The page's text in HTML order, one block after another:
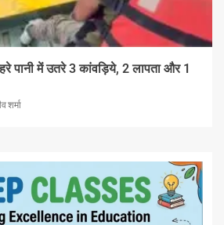
पानी में उतरे 3 कांवड़िये, 2 लापता और 1
शर्मा